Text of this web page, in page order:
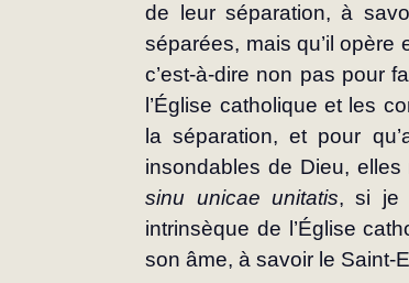
de leur séparation, à
séparées, mais qu’il opère
c’est-à-dire non pas pour
l’Église catholique et les
la séparation, et pour
insondables de Dieu,
sinu unicae unitatis, si je
intrinsèque de l’Église
son âme, à savoir le Saint-